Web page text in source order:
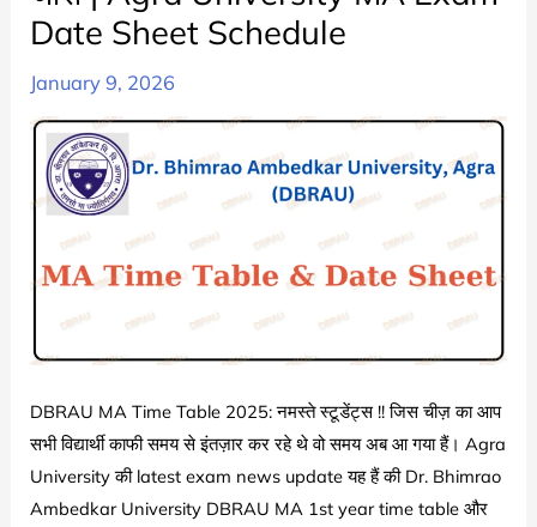
2025
|
Agra
University
BA
Date
Sheet
Schedule
25
चेक
करे
Date Sheet Schedule
January 9, 2026
DBRAU MA Time Table 2025: नमस्ते स्टूडेंट्स !! जिस चीज़ का आप
सभी विद्यार्थी काफी समय से इंतज़ार कर रहे थे वो समय अब आ गया हैं। Agra
University की latest exam news update यह हैं की Dr. Bhimrao
Ambedkar University DBRAU MA 1st year time table और